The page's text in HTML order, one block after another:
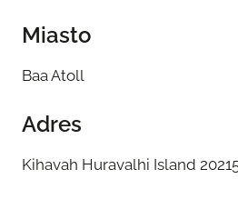
Miasto
Baa Atoll
Adres
Kihavah Huravalhi Island